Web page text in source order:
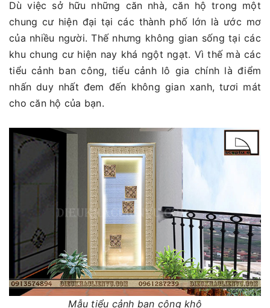
Dù việc sở hữu những căn nhà, căn hộ trong một
chung cư hiện đại tại các thành phố lớn là ước mơ
của nhiều người. Thế nhưng không gian sống tại các
khu chung cư hiện nay khá ngột ngạt. Vì thế mà các
tiểu cảnh ban công, tiểu cảnh lô gia chính là điểm
nhấn duy nhất đem đến không gian xanh, tươi mát
cho căn hộ của bạn.
Mẫu tiểu cảnh ban công khô